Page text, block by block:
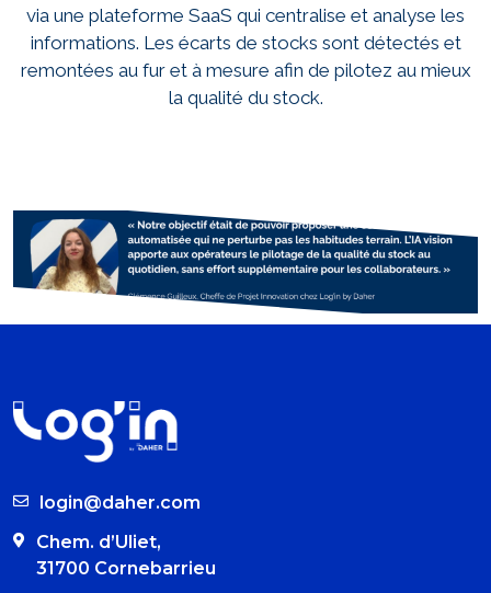
via une plateforme SaaS qui centralise et analyse les
informations. Les écarts de stocks sont détectés et
remontées au fur et à mesure afin de pilotez au mieux
la qualité du stock.
login@daher.com
Chem. d’Uliet,
31700 Cornebarrieu